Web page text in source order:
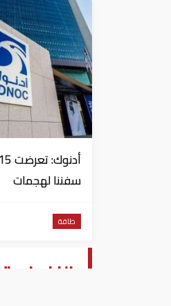
سفننا لهجمات
المسيّرة منذ بداية
طاقة
النفط